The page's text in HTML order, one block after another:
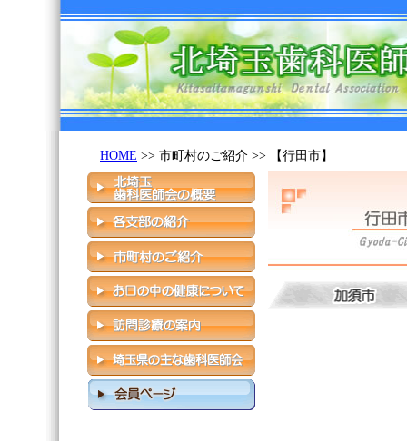
HOME >> 市町村のご紹介 >> 【行田市】